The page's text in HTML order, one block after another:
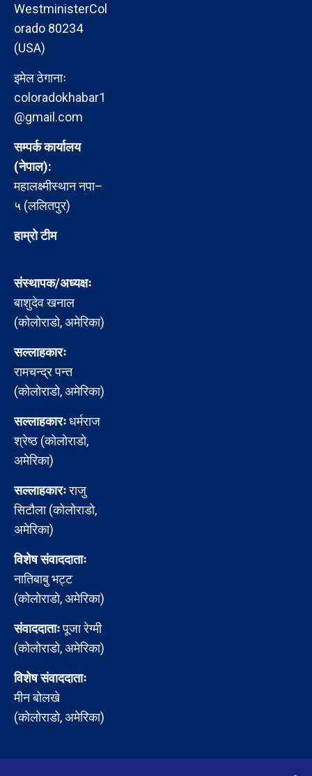
WestministerCol
orado 80234
(USA)
इमेल ठेगानाः
coloradokhabar1
@gmail.com
सम्पर्क कार्यालय
(नेपाल):
महालक्ष्मीस्थान नपा–
५ (ललितपुर)
हाम्रो टीम
संस्थापक/अध्यक्षः
बाशुदेव खनाल
(कोलोराडो, अमेरिका)
सल्लाहकारः
रामचन्द्र पन्त
(कोलोराडो, अमेरिका)
सल्लाहकारःधर्मराज
श्रेष्ठ (कोलोराडो,
अमेरिका)
सल्लाहकारःराजु
सिटौला (कोलोराडो,
अमेरिका)
विशेष संवाददाताः
नातिबाबु भट्ट
(कोलोराडो, अमेरिका)
संवाददाताःपूजा रेग्मी
(कोलोराडो, अमेरिका)
विशेष संवाददाताः
मीन बोलखे
(कोलोराडो, अमेरिका)